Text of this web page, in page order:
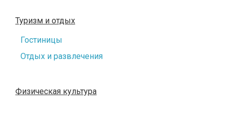
Туризм и отдых
Гостиницы
Отдых и развлечения
Физическая культура